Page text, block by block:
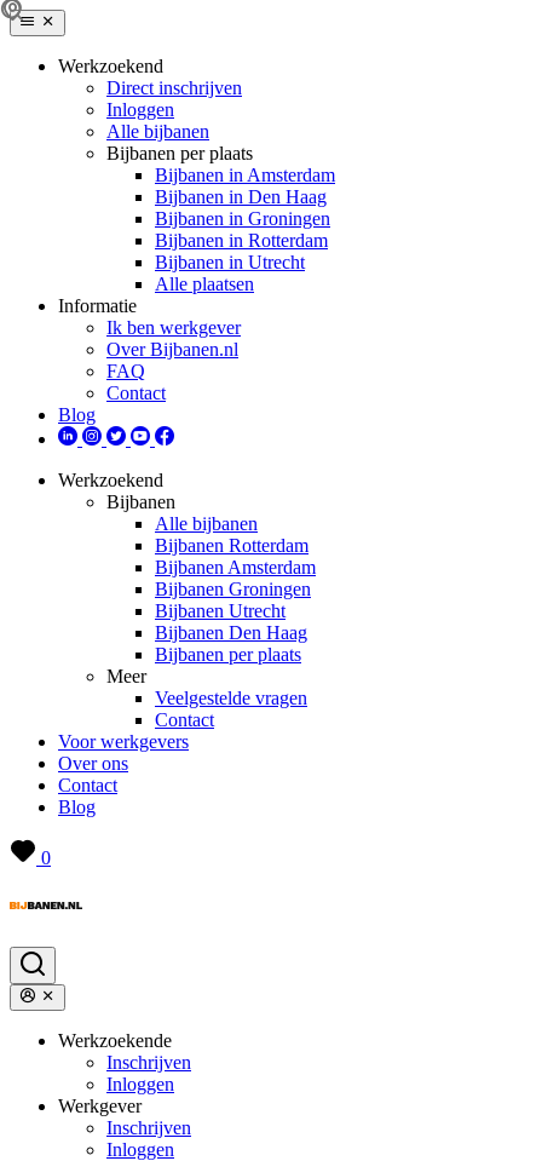
Werkzoekend
Direct inschrijven
Inloggen
Alle bijbanen
Bijbanen per plaats
Bijbanen in Amsterdam
Bijbanen in Den Haag
Bijbanen in Groningen
Bijbanen in Rotterdam
Bijbanen in Utrecht
Alle plaatsen
Informatie
Ik ben werkgever
Over Bijbanen.nl
FAQ
Contact
Blog
Werkzoekend
Bijbanen
Alle bijbanen
Bijbanen Rotterdam
Bijbanen Amsterdam
Bijbanen Groningen
Bijbanen Utrecht
Bijbanen Den Haag
Bijbanen per plaats
Meer
Veelgestelde vragen
Contact
Voor werkgevers
Over ons
Contact
Blog
0
Werkzoekende
Inschrijven
Inloggen
Werkgever
Inschrijven
Inloggen